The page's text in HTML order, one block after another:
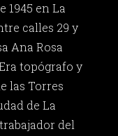
1945 en La
calles 29 y
Ana Rosa
topógrafo y
las Torres
de La
del